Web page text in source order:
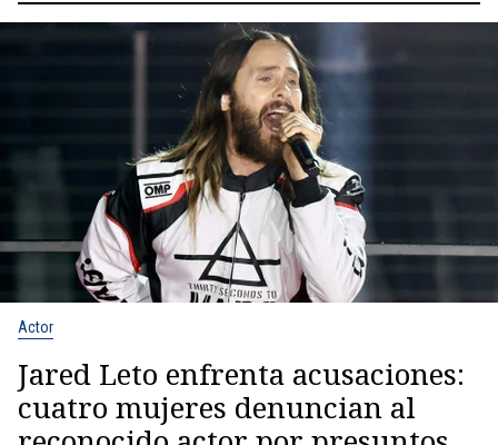
Actor
Jared Leto enfrenta acusaciones:
cuatro mujeres denuncian al